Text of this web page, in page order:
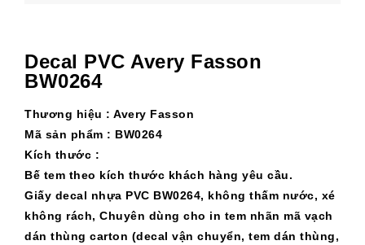
Decal PVC Avery Fasson
BW0264
Thương hiệu : Avery Fasson
Mã sản phẩm : BW0264
Kích thước :
Bế tem theo kích thước khách hàng yêu cầu.
Giấy decal nhựa PVC BW0264, không thấm nước, xé
không rách, Chuyên dùng cho in tem nhãn mã vạch
dán thùng carton (decal vận chuyển, tem dán thùng,